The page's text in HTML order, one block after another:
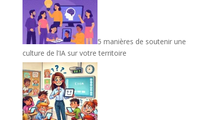
5 manières de soutenir une
culture de l’IA sur votre territoire